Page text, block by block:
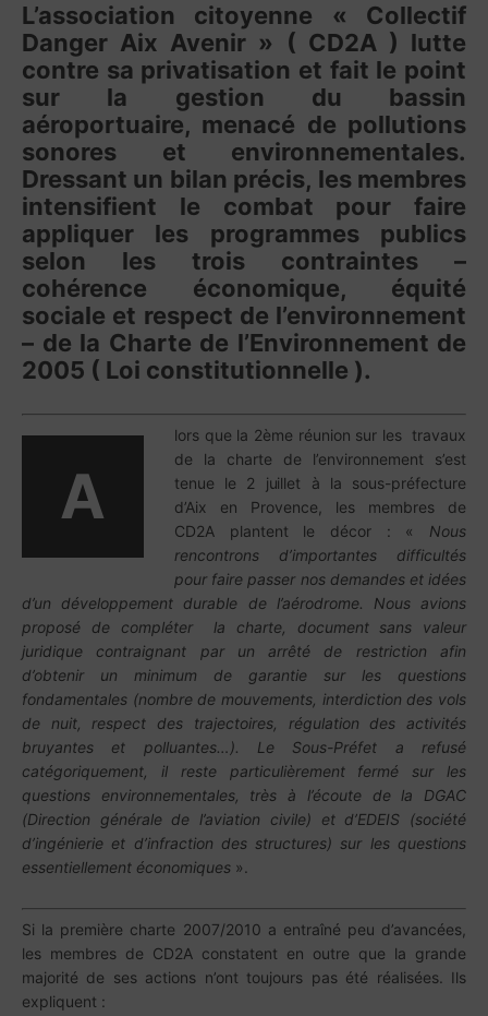
L’association citoyenne « Collectif
Danger Aix Avenir » ( CD2A ) lutte
contre sa privatisation et fait le point
sur la gestion du bassin
aéroportuaire, menacé de pollutions
sonores et environnementales.
Dressant un bilan précis, les membres
intensifient le combat pour faire
appliquer les programmes publics
selon les trois contraintes –
cohérence économique, équité
sociale et respect de l’environnement
– de la Charte de l’Environnement de
2005 ( Loi constitutionnelle ).
A
lors que la 2ème réunion sur les travaux
de la charte de l’environnement s’est
tenue le 2 juillet à la sous-préfecture
d’Aix en Provence, les membres de
CD2A plantent le décor : « Nous
rencontrons d’importantes difficultés
pour faire passer nos demandes et idées
d’un développement durable de l’aérodrome. Nous avions
proposé de compléter la charte, document sans valeur
juridique contraignant par un arrêté de restriction afin
d’obtenir un minimum de garantie sur les questions
fondamentales (nombre de mouvements, interdiction des vols
de nuit, respect des trajectoires, régulation des activités
bruyantes et polluantes…). Le Sous-Préfet a refusé
catégoriquement, il reste particulièrement fermé sur les
questions environnementales, très à l’écoute de la DGAC
(Direction générale de l’aviation civile) et d’EDEIS (société
d’ingénierie et d’infraction des structures) sur les questions
essentiellement économiques ».
Si la première charte 2007/2010 a entraîné peu d’avancées,
les membres de CD2A constatent en outre que la grande
majorité de ses actions n’ont toujours pas été réalisées. Ils
expliquent :